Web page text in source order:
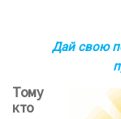
Дай свою
Тому
кто